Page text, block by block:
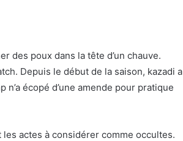
des poux dans la tête d’un chauve.
Depuis le début de la saison, kazadi a
écopé d’une amende pour pratique
actes à considérer comme occultes.